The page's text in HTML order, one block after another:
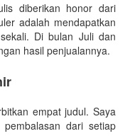
diberikan honor dari
adalah mendapatkan
Di bulan Juli dan
hasil penjualannya.
empat judul. Saya
dari setiap